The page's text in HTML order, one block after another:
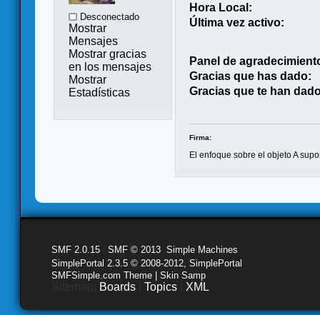
Desconectado
Mostrar
Mensajes
Mostrar gracias
en los mensajes
Mostrar
Estadísticas
Hora Local:
Última vez activo:
Panel de
Gracias que has dado:
Gracias que te han
Firma:
El enfoque sobre el objeto A
SMF 2.0.15 SMF © 2013 Simple Machines
SimplePortal 2.3.5 © 2008-2012, SimplePortal
SMFSimple.com Theme | Skin Samp
Boards Topics XML